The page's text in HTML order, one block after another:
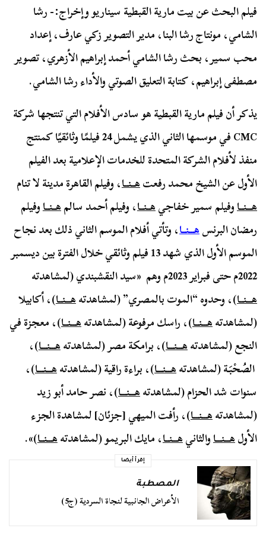
فيلم البحث عن بيت مارية القبطية سيناريو وإخراج:- رشا
الشامي، مونتاج رشا البنا، مدير التصوير زكي عارف، إعداد
محب سمير، بحث رشا الشامي أحمد إبراهيم الأزهري، تصوير
مصطفى إبراهيم، كتابة التعليق الصوتي والأداء رشا الشامي.
يذكر أن فيلم مارية القبطية هو سادس الأفلام التي تنتجها شركة
CMC في موسمها الثاني الذي يشمل 24 فيلمًا وثائقيًا كمنتج
منفذ لأفلام الشركة المتحدة للخدمات الإعلامية بعد الفيلم
الأول عن الشيخ محمد رفعتهــنــا، وفيلم القاهرة مدينة لا تنام
هـــنــاوفيلم سمير خفاجيهــنــا، وفيلم أحمد سالمهــنــاوفيلم
رمضان البرنسهـــنــا، وتأتي أفلام الموسم الثاني ذلك بعد نجاح
الموسم الأول الذي شهد 13 فيلم وثائقي خلال الفترة بين ديسمبر
2022م حتى فبراير 2023م وهم «سيد النقشبندي (لمشاهدته
هـــنــا)، وحدوه “الموت بالمصري” (لمشاهدتههـــنــا)، أكابيلا
(لمشاهدتههـــنــا)، راسك مرفوعة (لمشاهدتههـــنــا)، معجزة في
النجع (لمشاهدتههـــنـــا)، برامكة مصر (لمشاهدتههـــنـــا)،
الصُحْبَة (لمشاهدتههـــنـــا)، براءة راقية (لمشاهدتههـــنـــا)،
سنوات شد الحزام (لمشاهدتههـــنـــا)، نصر حامد أبو زيد
(لمشاهدتههـــنـــا)، رأفت الميهي [جزئان] لمشاهدة الجزء
الأولهـــنـــاوالثانيهـــنــا، مايك البريمو (لمشاهدتههـــنــا)».
إقرأ أيضا
المصطبة
الأعراض الجانبية لنجاة السردية (ج5)